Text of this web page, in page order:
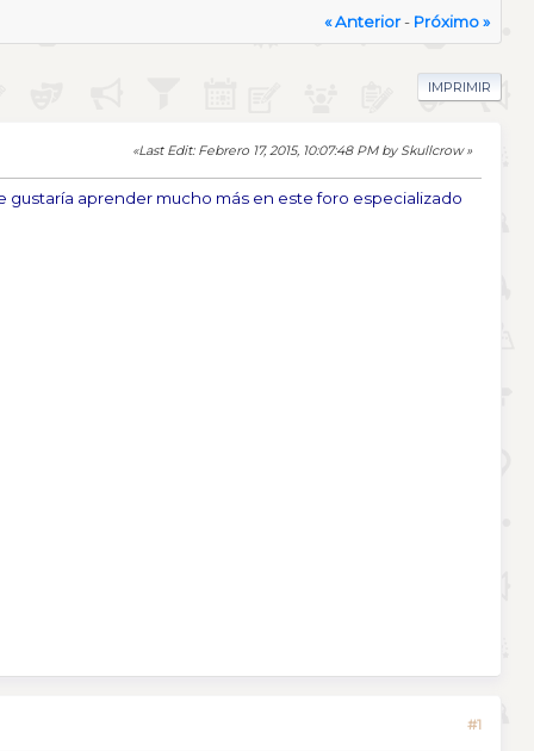
« Anterior- Próximo »
IMPRIMIR
Last Edit: Febrero 17, 2015, 10:07:48 PM by Skullcrow
aprender mucho más en este foro especializado
#1